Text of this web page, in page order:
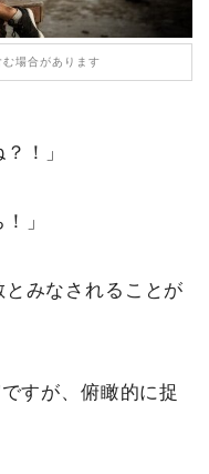
場合があります
！」
」
みなされることが
すが、俯瞰的に捉